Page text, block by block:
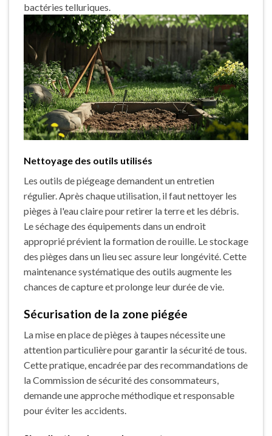
bactéries telluriques.
Nettoyage des outils utilisés
Les outils de piégeage demandent un entretien
régulier. Après chaque utilisation, il faut nettoyer les
pièges à l'eau claire pour retirer la terre et les débris.
Le séchage des équipements dans un endroit
approprié prévient la formation de rouille. Le stockage
des pièges dans un lieu sec assure leur longévité. Cette
maintenance systématique des outils augmente les
chances de capture et prolonge leur durée de vie.
Sécurisation de la zone piégée
La mise en place de pièges à taupes nécessite une
attention particulière pour garantir la sécurité de tous.
Cette pratique, encadrée par des recommandations de
la Commission de sécurité des consommateurs,
demande une approche méthodique et responsable
pour éviter les accidents.